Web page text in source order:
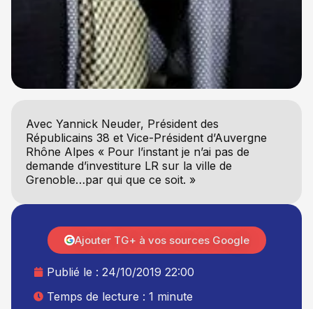
Avec Yannick Neuder, Président des
Républicains 38 et Vice-Président d’Auvergne
Rhône Alpes « Pour l’instant je n’ai pas de
demande d’investiture LR sur la ville de
Grenoble…par qui que ce soit. »
Publié le : 24/10/2019 22:00
Temps de lecture : 1 minute
Ajouter TG+ à vos sources Google